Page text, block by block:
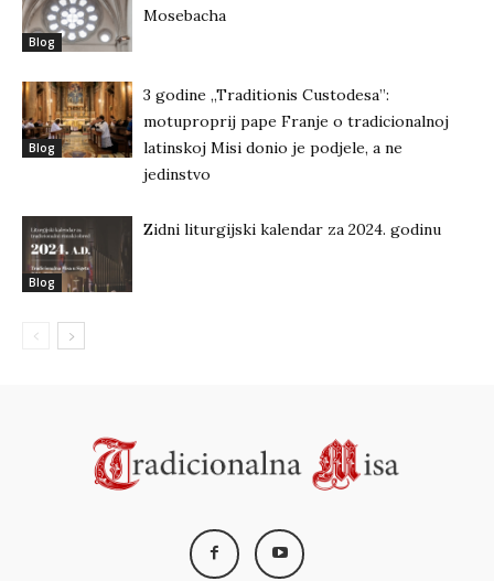
Blog
Mosebacha
Blog
3 godine „Traditionis Custodesa”:
motuproprij pape Franje o tradicionalnoj
latinskoj Misi donio je podjele, a ne
jedinstvo
Blog
Zidni liturgijski kalendar za 2024. godinu